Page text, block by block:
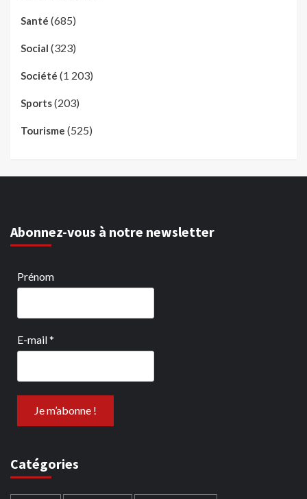
Santé (685)
Social (323)
Société (1 203)
Sports(203)
Tourisme (525)
Abonnez-vous à notre newsletter
Prénom
E-mail*
Catégories